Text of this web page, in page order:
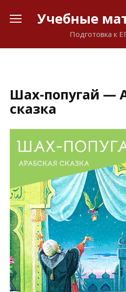
Учебные
Подготовка к
Шах-попугай —
сказка